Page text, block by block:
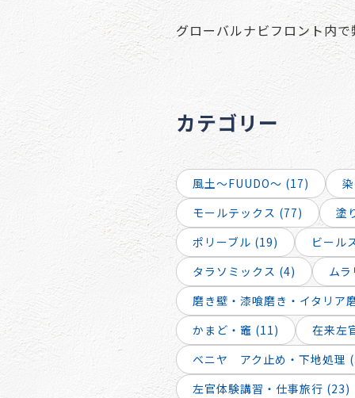
グローバルナビフロント内
カテゴリー
風土～FUUDO～ (17)
モールテックス (77)
塗
ポリーブル (19)
ビール
タラソミックス (4)
ム
磨き壁・漆喰磨き・イタリア
かまど・竈 (11)
在来左
ベニヤ アク止め・下地処理
左官体験講習・仕事旅行 (23)